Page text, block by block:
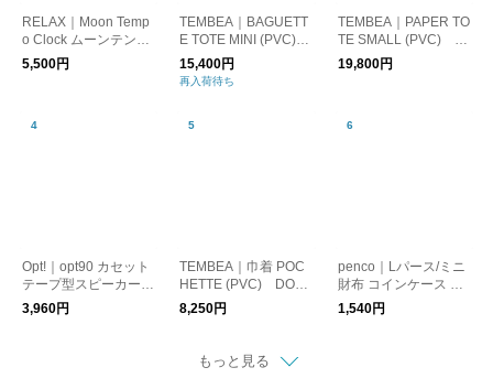
RELAX｜Moon Temp
o Clock ムーンテンポ
クロック/置時計 目覚
まし時計
5,500円
TEMBEA｜BAGUETT
E TOTE MINI (PVC)
DOG-1/トートバッグ
犬
15,400円
再入荷待ち
TEMBEA｜PAPER TO
TE SMALL (PVC) D
OG-1/トートバッグ 犬
19,800円
Opt!｜opt90 カセット
テープ型スピーカー/B
luetooth
3,960円
TEMBEA｜巾着 POC
HETTE (PVC) DOG-
1/ポシェット バッグ
犬
8,250円
penco｜Lパース/ミニ
財布 コインケース カ
ードケース
1,540円
もっと見る